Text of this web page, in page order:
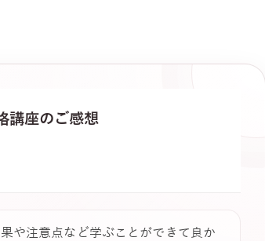
講座のご感想
や注意点など学ぶことができて良か